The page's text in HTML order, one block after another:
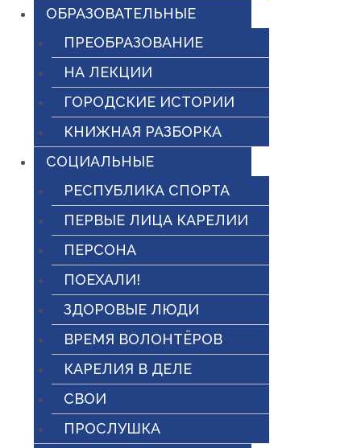
ОБРАЗОВАТЕЛЬНЫЕ
ПРЕОБРАЗОВАНИЕ
НА ЛЕКЦИИ
ГОРОДСКИЕ ИСТОРИИ
КНИЖНАЯ РАЗБОРКА
СОЦИАЛЬНЫЕ
РЕСПУБЛИКА СПОРТА
ПЕРВЫЕ ЛИЦА КАРЕЛИИ
ПЕРСОНА
ПОЕХАЛИ!
ЗДОРОВЫЕ ЛЮДИ
ВРЕМЯ ВОЛОНТЁРОВ
КАРЕЛИЯ В ДЕЛЕ
СВОИ
ПРОСЛУШКА